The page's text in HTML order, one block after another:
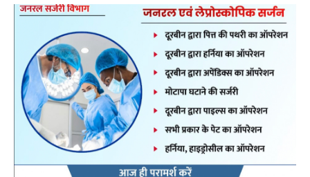
3. आज का दिन परलकोट विद्रोह के नायकों के पुण्य स्मरण का
भी है। देश की आजादी की लड़ाई में स्वर्णिम अक्षरों में लिखे गये
परलकोट विद्रोह के 200 वर्ष पूरे हो गए हैं। आज भी शहीद गेंदसिंह
की वीरता के किस्से पीढ़ी दर पीढ़ी प्रदेश की जनता उतने ही गौरव